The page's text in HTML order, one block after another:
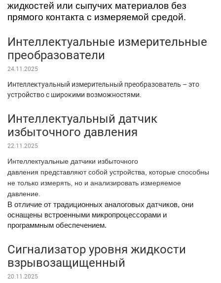
жидкостей или сыпучих материалов без
прямого контакта с измеряемой средой.
Интеллектуальные измерительные
преобразователи
24.11.2025
Интеллектуальный измерительный преобразователь – это
устройство с широкими возможностями.
Интеллектуальный датчик
избыточного давления
22.11.2025
Интеллектуальные датчики избыточного
давления представляют собой устройства, которые способны
не только измерять, но и анализировать измеряемое
давление.
В отличие от традиционных аналоговых датчиков, они
оснащены встроенными микропроцессорами и
программным обеспечением.
Сигнализатор уровня жидкости
взрывозащищенный
20.11.2025